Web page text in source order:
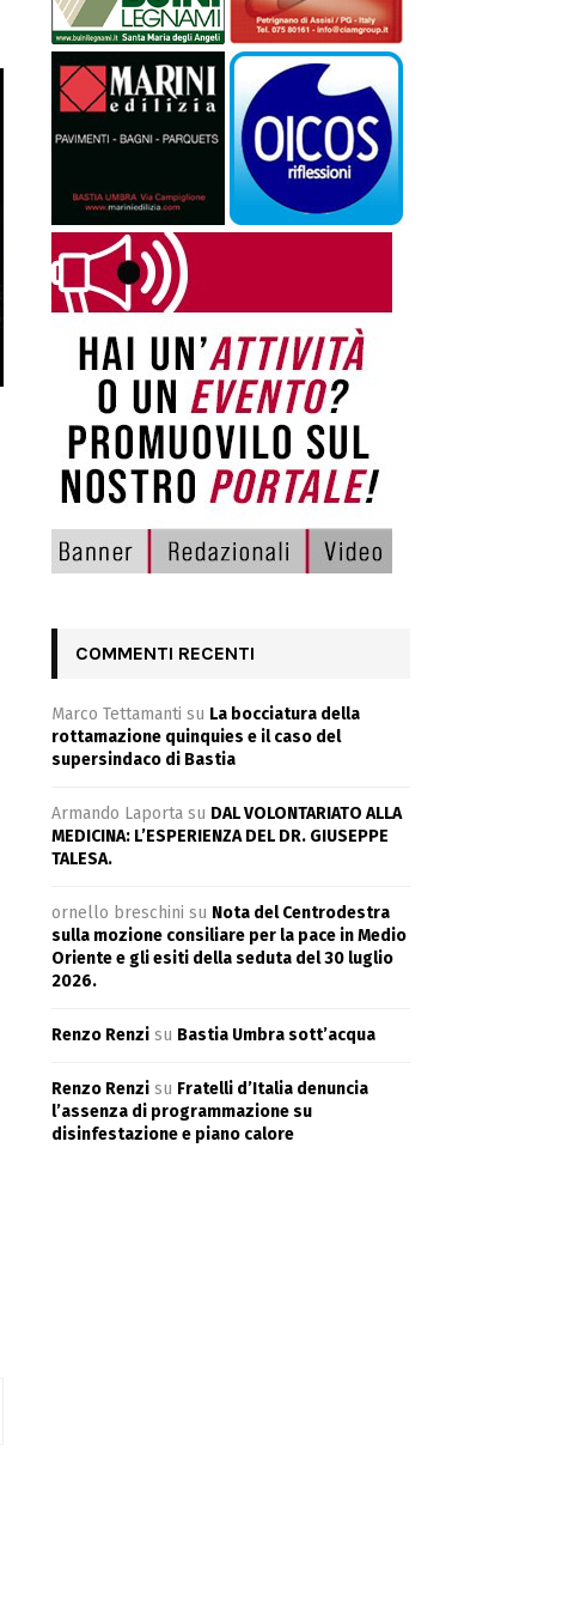
COMMENTI RECENTI
Marco Tettamanti su La bocciatura della
rottamazione quinquies e il caso del
supersindaco di Bastia
Armando Laporta su DAL VOLONTARIATO ALLA
MEDICINA: L’ESPERIENZA DEL DR. GIUSEPPE
TALESA.
ornello breschini su Nota del Centrodestra
sulla mozione consiliare per la pace in Medio
Oriente e gli esiti della seduta del 30 luglio
2026.
Renzo Renzi su Bastia Umbra sott’acqua
Renzo Renzi su Fratelli d’Italia denuncia
l’assenza di programmazione su
disinfestazione e piano calore